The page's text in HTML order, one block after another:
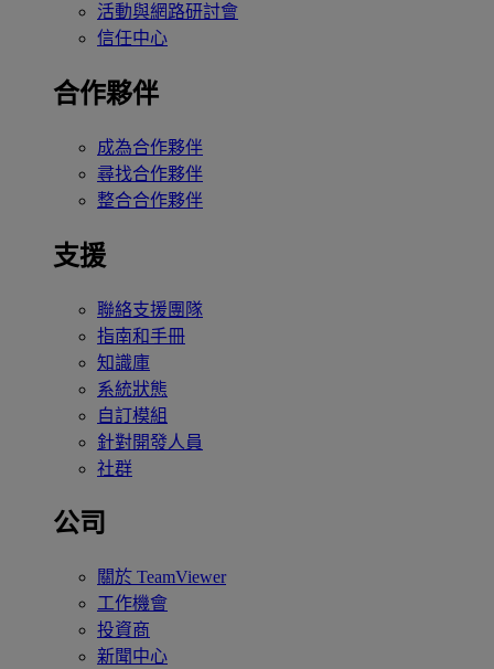
活動與網路研討會
信任中心
合作夥伴
成為合作夥伴
尋找合作夥伴
整合合作夥伴
支援
聯絡支援團隊
指南和手冊
知識庫
系統狀態
自訂模組
針對開發人員
社群
公司
關於 TeamViewer
工作機會
投資商
新聞中心